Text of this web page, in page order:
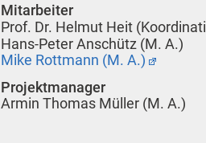
Mitarbeiter
Prof. Dr. Helmut Heit
Hans-Peter Anschütz (M. A.)
Mike Rottmann (M. A.)
Projektmanager
Armin Thomas Müller (M. A.)